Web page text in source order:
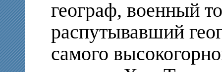
географ, военный
распутывавший
самого